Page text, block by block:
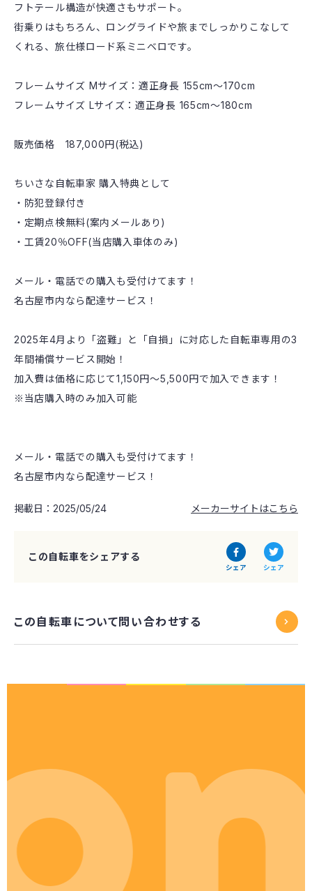
フトテール構造が快適さもサポート。
街乗りはもちろん、ロングライドや旅までしっかりこなして
くれる、旅仕様ロード系ミニベロです。
フレームサイズ Mサイズ：適正身長 155cm〜170cm
フレームサイズ Lサイズ：適正身長 165cm～180cm
販売価格 187,000円(税込)
ちいさな自転車家 購入特典として
・防犯登録付き
・定期点検無料(案内メールあり)
・工賃20％OFF(当店購入車体のみ)
メール・電話での購入も受付けてます！
名古屋市内なら配達サービス！
2025年4月より「盗難」と「自損」に対応した自転車専用の3
年間補償サービス開始！
加入費は価格に応じて1,150円〜5,500円で加入できます！
※当店購入時のみ加入可能
メール・電話での購入も受付けてます！
名古屋市内なら配達サービス！
掲載日：2025/05/24 メーカーサイトはこちら
この自転車をシェアする
シェア シェア
この自転車について問い合わせする